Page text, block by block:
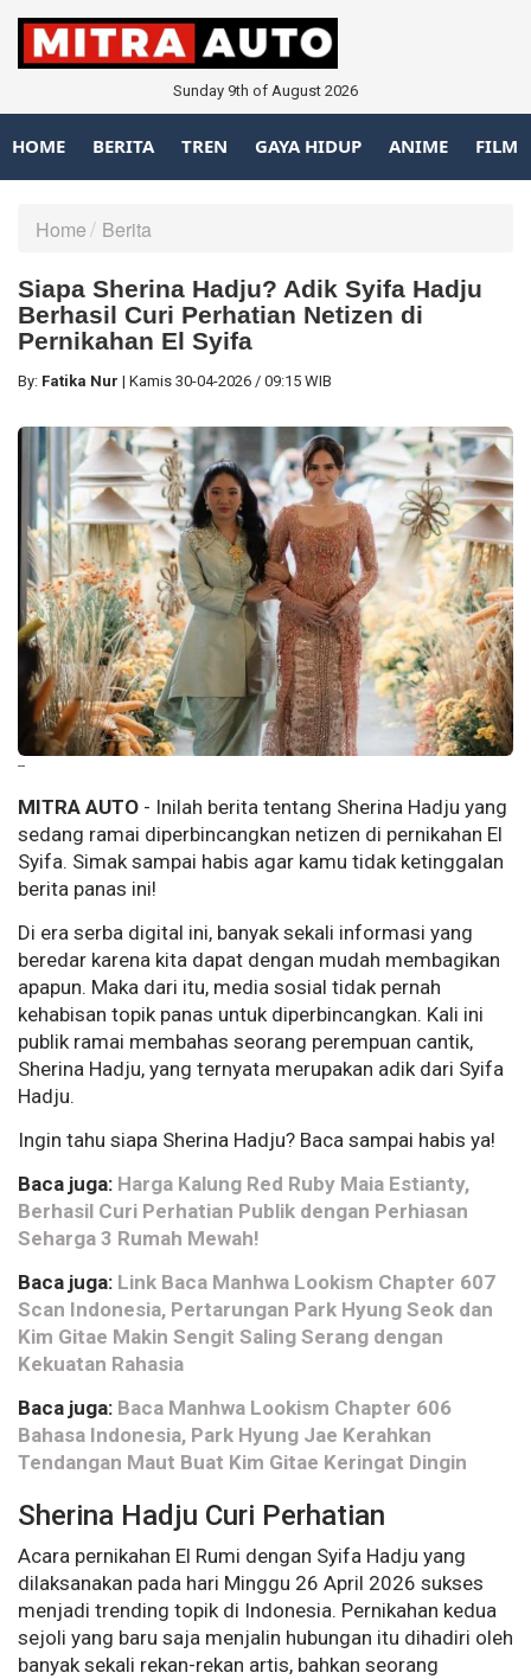
Sunday 9th of August 2026
HOME BERITA TREN GAYA HIDUP ANIME FILM
Home Berita
Siapa Sherina Hadju? Adik Syifa Hadju
Berhasil Curi Perhatian Netizen di
Pernikahan El Syifa
By: Fatika Nur | Kamis 30-04-2026 / 09:15 WIB
--
MITRA AUTO - Inilah berita tentang Sherina Hadju yang
sedang ramai diperbincangkan netizen di pernikahan El
Syifa. Simak sampai habis agar kamu tidak ketinggalan
berita panas ini!
Di era serba digital ini, banyak sekali informasi yang
beredar karena kita dapat dengan mudah membagikan
apapun. Maka dari itu, media sosial tidak pernah
kehabisan topik panas untuk diperbincangkan. Kali ini
publik ramai membahas seorang perempuan cantik,
Sherina Hadju, yang ternyata merupakan adik dari Syifa
Hadju.
Ingin tahu siapa Sherina Hadju? Baca sampai habis ya!
Baca juga: Harga Kalung Red Ruby Maia Estianty,
Berhasil Curi Perhatian Publik dengan Perhiasan
Seharga 3 Rumah Mewah!
Baca juga: Link Baca Manhwa Lookism Chapter 607
Scan Indonesia, Pertarungan Park Hyung Seok dan
Kim Gitae Makin Sengit Saling Serang dengan
Kekuatan Rahasia
Baca juga: Baca Manhwa Lookism Chapter 606
Bahasa Indonesia, Park Hyung Jae Kerahkan
Tendangan Maut Buat Kim Gitae Keringat Dingin
Sherina Hadju Curi Perhatian
Acara pernikahan El Rumi dengan Syifa Hadju yang
dilaksanakan pada hari Minggu 26 April 2026 sukses
menjadi trending topik di Indonesia. Pernikahan kedua
sejoli yang baru saja menjalin hubungan itu dihadiri oleh
banyak sekali rekan-rekan artis, bahkan seorang